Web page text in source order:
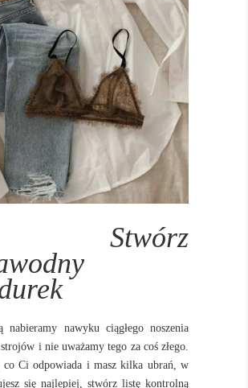
Stwórz
nabieramy nawyku ciągłego noszenia
i nie uważamy tego za coś złego.
co Ci odpowiada i masz kilka ubrań, w
się najlepiej, stwórz listę kontrolną